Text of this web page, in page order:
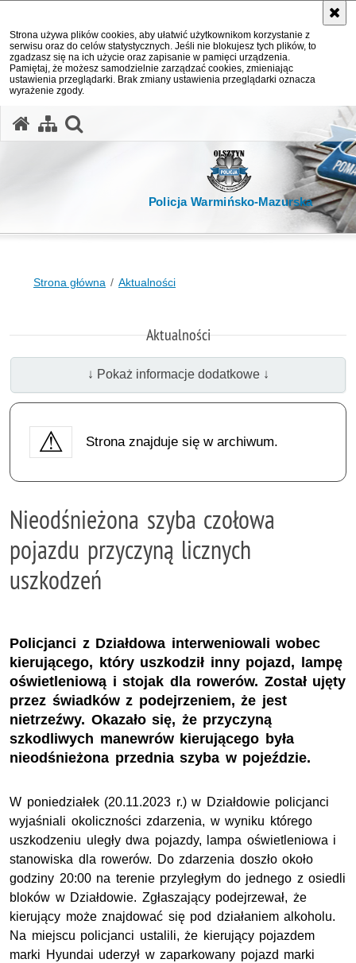
Strona używa plików cookies, aby ułatwić użytkownikom korzystanie z
serwisu oraz do celów statystycznych. Jeśli nie blokujesz tych plików, to
zgadzasz się na ich użycie oraz zapisanie w pamięci urządzenia.
Pamiętaj, że możesz samodzielnie zarządzać cookies, zmieniając
ustawienia przeglądarki. Brak zmiany ustawienia przeglądarki oznacza
wyrażenie zgody.
Policja Warmińsko-Mazurska
Strona główna Aktualności
Aktualności
↓ Pokaż informacje dodatkowe ↓
Strona znajduje się w archiwum.
Nieodśnieżona szyba czołowa
pojazdu przyczyną licznych
uszkodzeń
Policjanci z Działdowa interweniowali wobec
kierującego, który uszkodził inny pojazd, lampę
oświetleniową i stojak dla rowerów. Został ujęty
przez świadków z podejrzeniem, że jest
nietrzeźwy. Okazało się, że przyczyną
szkodliwych manewrów kierującego była
nieodśnieżona przednia szyba w pojeździe.
W poniedziałek (20.11.2023 r.) w Działdowie policjanci
wyjaśniali okoliczności zdarzenia, w wyniku którego
uszkodzeniu uległy dwa pojazdy, lampa oświetleniowa i
stanowiska dla rowerów. Do zdarzenia doszło około
godziny 20:00 na terenie przyległym do jednego z osiedli
bloków w Działdowie. Zgłaszający podejrzewał, że
kierujący może znajdować się pod działaniem alkoholu.
Na miejscu policjanci ustalili, że kierujący pojazdem
marki Hyundai uderzył w zaparkowany pojazd marki